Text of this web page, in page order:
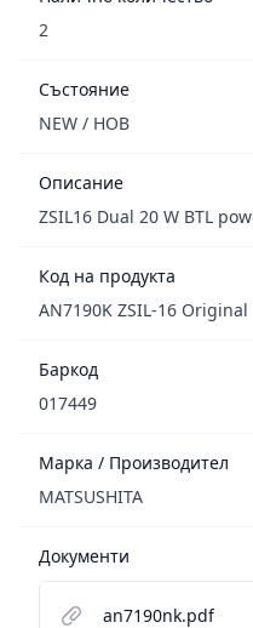
2
Състояние
NEW / НОВ
Описание
ZSIL16 Dual 20 W BTL
Код на продукта
AN7190K ZSIL-16 Original
Баркод
017449
Марка / Производител
MATSUSHITA
Документи
an7190nk.pdf